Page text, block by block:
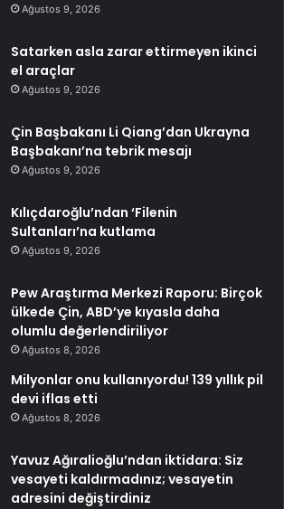
Ağustos 9, 2026
Satarken asla zarar ettirmeyen ikinci
el araçlar
Ağustos 9, 2026
Çin Başbakanı Li Qiang’dan Ukrayna
Başbakanı’na tebrik mesajı
Ağustos 9, 2026
Kılıçdaroğlu’ndan ‘Filenin
Sultanları’na kutlama
Ağustos 9, 2026
Pew Araştırma Merkezi Raporu: Birçok
ülkede Çin, ABD’ye kıyasla daha
olumlu değerlendiriliyor
Ağustos 8, 2026
Milyonlar onu kullanıyordu! 139 yıllık pil
devi iflas etti
Ağustos 8, 2026
Yavuz Ağıralioğlu’ndan iktidara: Siz
vesayeti kaldırmadınız; vesayetin
adresini değiştirdiniz